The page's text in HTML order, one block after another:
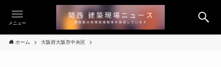
メニュー
ホーム 大阪府大阪市中央区